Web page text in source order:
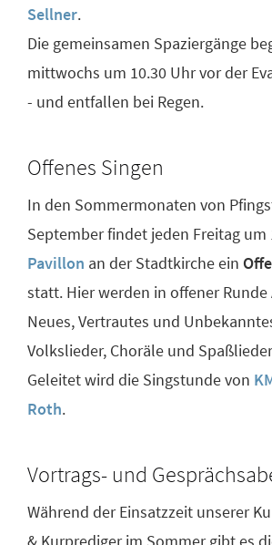
Sellner.
Die gemeinsamen Spaziergänge
mittwochs um 10.30 Uhr vor der
- und entfallen bei Regen.
Offenes Singen
In den Sommermonaten von
September findet jeden Freitag um
Pavillon an der Stadtkirche ein
statt. Hier werden in offener Runde
Neues, Vertrautes und
Volkslieder, Choräle und
Geleitet wird die Singstunde von
Roth.
Vortrags- und
Während der Einsatzzeit unserer
& Kurprediger im Sommer gibt es